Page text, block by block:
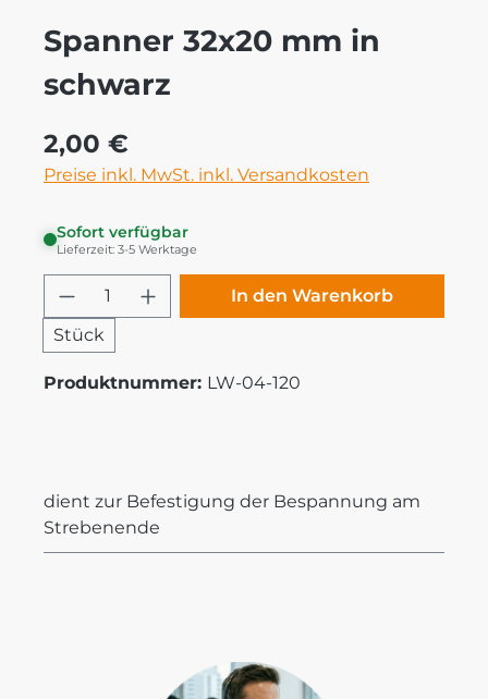
Spanner 32x20 mm in
schwarz
Regulärer Preis:
2,00 €
Preise inkl. MwSt. inkl. Versandkosten
Sofort verfügbar
Lieferzeit: 3-5 Werktage
Produkt Anzahl: Gib den
Stück
In den Warenkorb
Produktnummer: LW-04-120
dient zur Befestigung der Bespannung am
Strebenende